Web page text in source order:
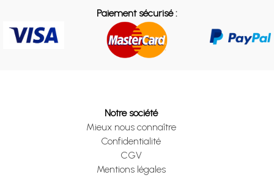
Paiement sécurisé :
Notre société
Mieux nous connaître
Confidentialité
CGV
Mentions légales